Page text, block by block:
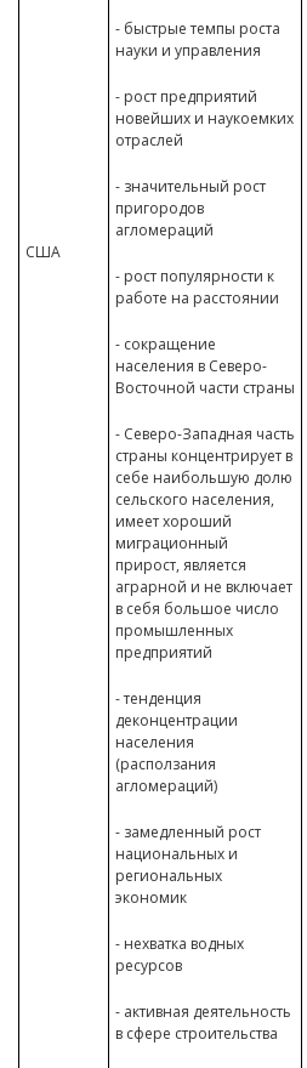
США
- быстрые темпы роста
науки и управления
- рост предприятий
новейших и наукоемких
отраслей
- значительный рост
пригородов
агломераций
- рост популярности к
работе на расстоянии
- сокращение
населения в Северо-
Восточной части страны
- Северо-Западная часть
страны концентрирует в
себе наибольшую долю
сельского населения,
имеет хороший
миграционный
прирост, является
аграрной и не включает
в себя большое число
промышленных
предприятий
- тенденция
деконцентрации
населения
(расползания
агломераций)
- замедленный рост
национальных и
региональных
экономик
- нехватка водных
ресурсов
- активная деятельность
в сфере строительства